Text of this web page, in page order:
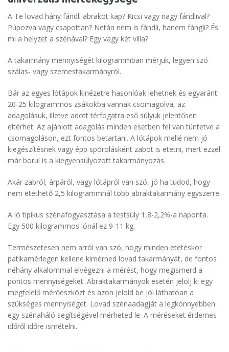
A Te lovad hány fándli abrakot kap? Kicsi vagy nagy fándlival?
Púpozva vagy csapottan? Netán nem is fándli, hanem fángli? És
mi a helyzet a szénával? Egy vagy két villa?
A takarmány mennyiségét kilogrammban mérjük, legyen szó
szálas- vagy szemestakarmányról.
Bár az egyes lótápok kinézetre hasonlóak lehetnek és egyaránt
20-25 kilogrammos zsákokba vannak csomagolva, az
adagolásuk, illetve adott térfogatra eső súlyuk jelentősen
eltérhet. Az ajánlott adagolás minden esetben fel van tüntetve a
csomagoláson, ezt fontos betartani. A lótápok mellé nem jó
kiegészítésnek vagy épp spórolásként zabot is etetni, mert ezzel
már borul is a kiegyensúlyozott takarmányozás.
Akár zabról, árpáról, vagy lótápról van szó, jó ha tudod, hogy
nem etethető 2,5 kilogrammnál több abraktakarmány egyszerre.
A ló tipikus szénafogyasztása a testsúly 1,8-2,2%-a naponta.
Egy 500 kilogrammos lónál ez 9-11 kg.
Természetesen nem arról van szó, hogy minden etetéskor
patikamérlegen kellene kimérned lovad takarmányát, de fontos
néhány alkalommal elvégezni a mérést, hogy megismerd a
pontos mennyiségeket. Abraktakarmányok esetén jelölj ki egy
megfelelő mérőeszközt és azon jelöld be jól láthatóan a
szükséges mennyiséget. Lovad szénaadagját a legkönnyebben
egy szénaháló segítségével mérheted le. A méréseket érdemes
időről időre ismételni.